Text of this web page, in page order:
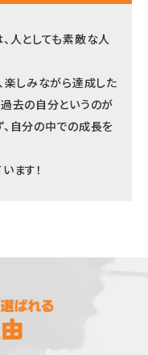
人としても素敵な人
楽しみながら達成した
去の自分というのが
自分の中での成長を
ます！